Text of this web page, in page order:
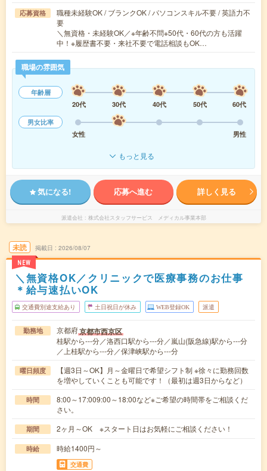
応募資格
職種未経験OK / ブランクOK / パソコンスキル不要 / 英語力不
要
＼無資格・未経験OK／※年齢不問※50代・60代の方も活躍
中！※履歴書不要・来社不要で電話相談もOK…
職場の雰囲気
年齢層
20代
30代 40代 50代
60代
男女比率
女性
男性
もっと見る
気になる! 応募へ進む 詳しく見る
派遣会社 株式会社スタッフサービス メディカル事業本部
未読
NEW
掲載日 2026/08/07
＼無資格OK／クリニックで医療事務のお仕事
＊給与速払いOK
交通費別途支給あり 土日祝日が休み WEB登録OK 派遣
勤務地 京都府京都市西京区
桂駅から---分／洛西口駅から---分／嵐山(阪急線)駅から---分
／上桂駅から---分／保津峡駅から---分
曜日頻度
【週3日～OK】月～金曜日で希望シフト制 ※徐々に勤務回数
を増やしていくことも可能です！（最初は週3日からなど）
時間
8:00～17:009:00～18:00など※ご希望の時間帯をご相談くだ
さい。
期間 2ヶ月～OK ※スタート日はお気軽にご相談ください！
時給 時給1400円～
交通費